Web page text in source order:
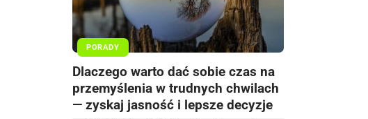
PORADY
Dlaczego warto dać sobie czas na
przemyślenia w trudnych chwilach
— zyskaj jasność i lepsze decyzje